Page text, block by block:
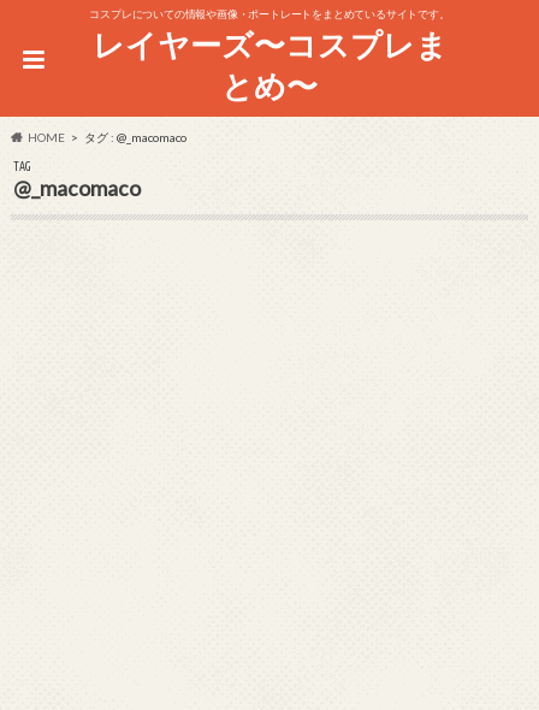
コスプレについての情報や画像・ポートレートをまとめているサイトです。
レイヤーズ〜コスプレま
とめ〜
HOME タグ : @_macomaco
TAG
@_macomaco